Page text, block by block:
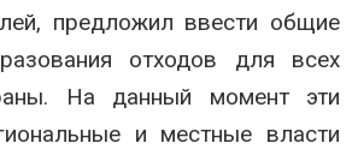
предложил ввести общие
отходов для всех
На данный момент эти
и местные власти